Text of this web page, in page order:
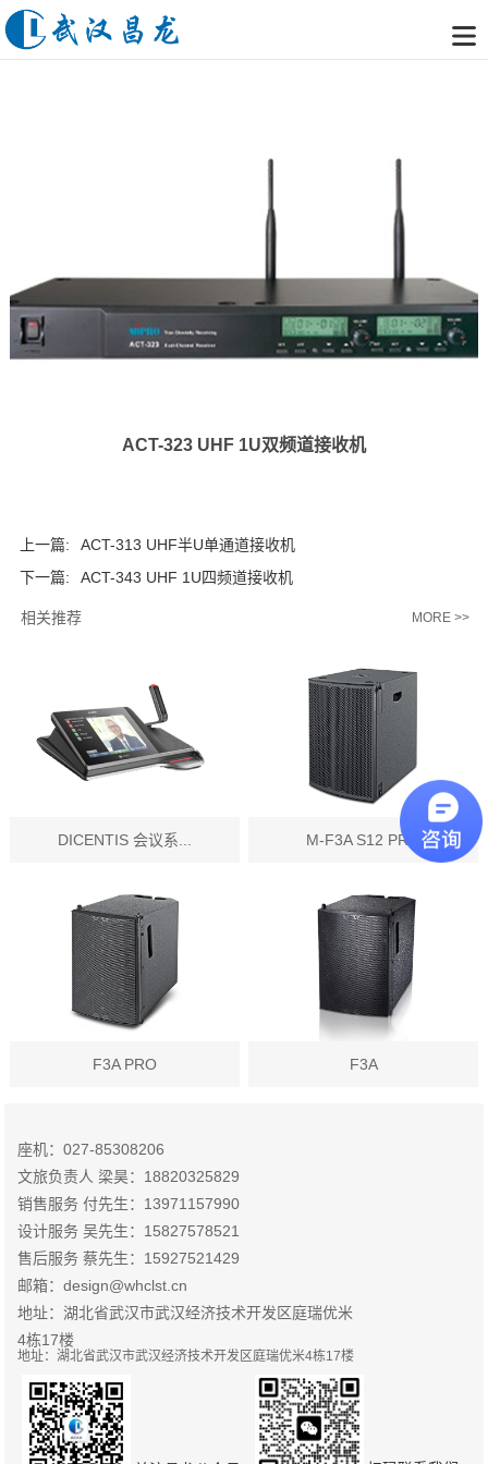
ACT-323 UHF 1U双频道接收机
上一篇:
ACT-313 UHF半U单通道接收机
下一篇:
ACT-343 UHF 1U四频道接收机
相关推荐 MORE >>
DICENTIS 会议系... M-F3A S12 PR...
F3A PRO F3A
座机：027-85308206
文旅负责人 梁昊：18820325829
销售服务 付先生：13971157990
设计服务 吴先生：15827578521
售后服务 蔡先生：15927521429
邮箱：design@whclst.cn
地址：湖北省武汉市武汉经济技术开发区庭瑞优米
4栋17楼
地址：湖北省武汉市武汉经济技术开发区庭瑞优米4栋17楼